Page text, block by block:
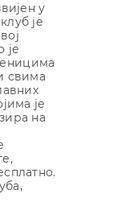
у
је
је
свима
је
на